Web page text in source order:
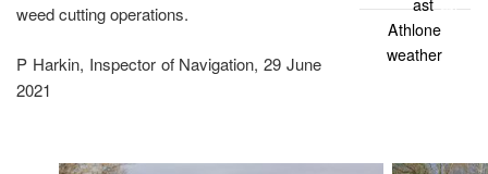
weed cutting operations.
P Harkin, Inspector of Navigation, 29 June
2021
Athlone
weather